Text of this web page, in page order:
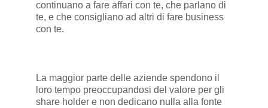
continuano a fare affari con te, che parlano di
te, e che consigliano ad altri di fare business
con te.
La maggior parte delle aziende spendono il
loro tempo preoccupandosi del valore per gli
share holder e non dedicano nulla alla fonte